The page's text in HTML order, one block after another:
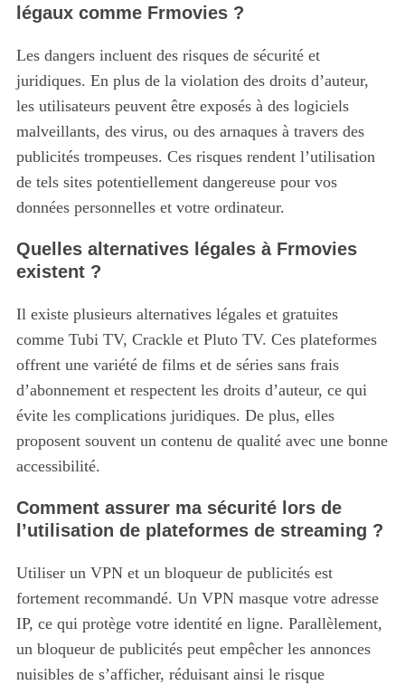
légaux comme Frmovies ?
Les dangers incluent des risques de sécurité et
juridiques. En plus de la violation des droits d’auteur,
les utilisateurs peuvent être exposés à des logiciels
malveillants, des virus, ou des arnaques à travers des
publicités trompeuses. Ces risques rendent l’utilisation
de tels sites potentiellement dangereuse pour vos
données personnelles et votre ordinateur.
Quelles alternatives légales à Frmovies
existent ?
Il existe plusieurs alternatives légales et gratuites
comme Tubi TV, Crackle et Pluto TV. Ces plateformes
offrent une variété de films et de séries sans frais
d’abonnement et respectent les droits d’auteur, ce qui
évite les complications juridiques. De plus, elles
proposent souvent un contenu de qualité avec une bonne
accessibilité.
Comment assurer ma sécurité lors de
l’utilisation de plateformes de streaming ?
Utiliser un VPN et un bloqueur de publicités est
fortement recommandé. Un VPN masque votre adresse
IP, ce qui protège votre identité en ligne. Parallèlement,
un bloqueur de publicités peut empêcher les annonces
nuisibles de s’afficher, réduisant ainsi le risque